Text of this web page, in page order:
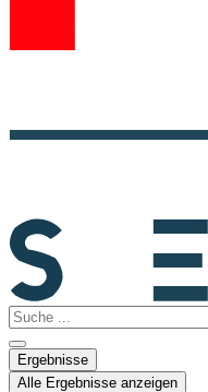
Search
...
Ergebnisse
Alle Ergebnisse anzeigen